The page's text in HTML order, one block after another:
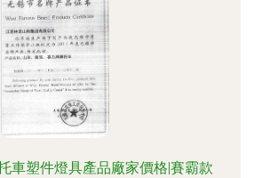
車塑件燈具產品廠家價格|賽霸款